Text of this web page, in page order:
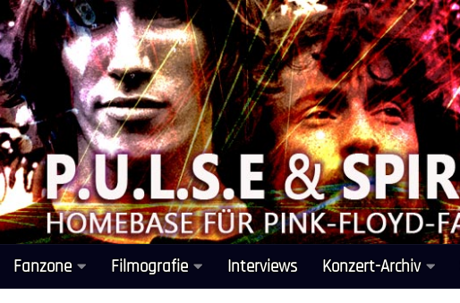
Fanzone Filmografie Interviews Konzert-Archiv